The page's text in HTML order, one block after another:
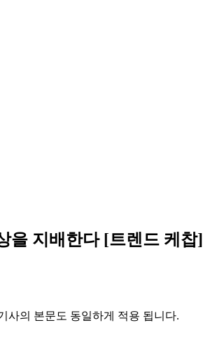
을 지배한다 [트렌드 케찹]
사의 본문도 동일하게 적용 됩니다.